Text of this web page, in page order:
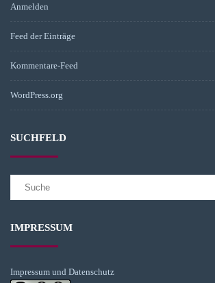
Anmelden
Feed der Einträge
Kommentare-Feed
WordPress.org
SUCHFELD
Suchergebnis
IMPRESSUM
Impressum und Datenschutz